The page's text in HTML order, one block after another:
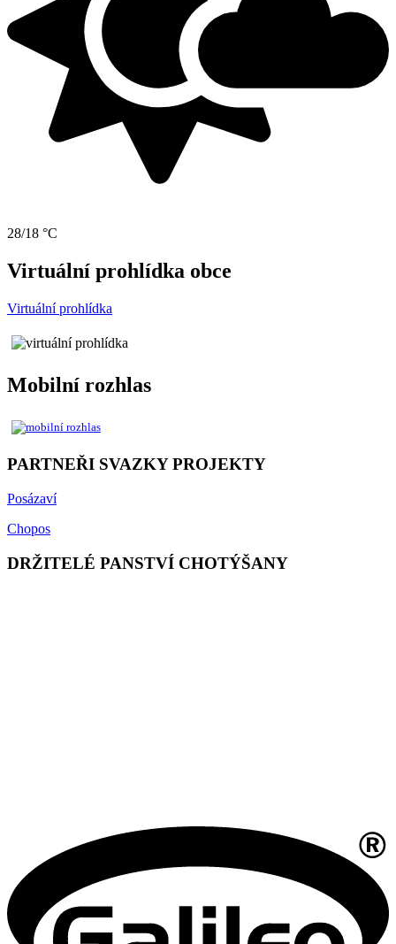
28/18 °C
Virtuální prohlídka obce
Virtuální prohlídka
Mobilní rozhlas
PARTNEŘI SVAZKY PROJEKTY
Posázaví
Chopos
DRŽITELÉ PANSTVÍ CHOTÝŠANY